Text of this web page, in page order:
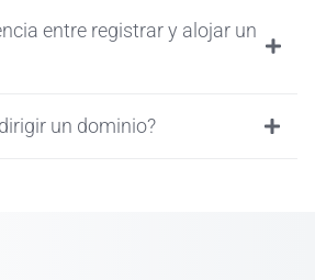
entre registrar y alojar un
un dominio?